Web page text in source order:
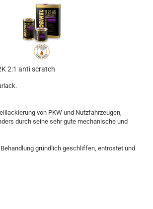
2:1 anti scratch
von PKW und Nutzfahrzeugen,
durch seine sehr gute mechanische und
gründlich geschliffen, entrostet und